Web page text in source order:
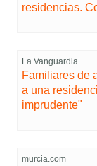
residencias.
La Vanguardia
Familiares de
a una
imprudente"
murcia.com